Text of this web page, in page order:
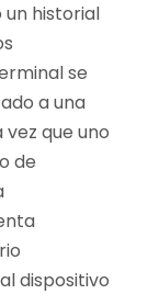
historial
se
a una
que uno
de
dispositivo